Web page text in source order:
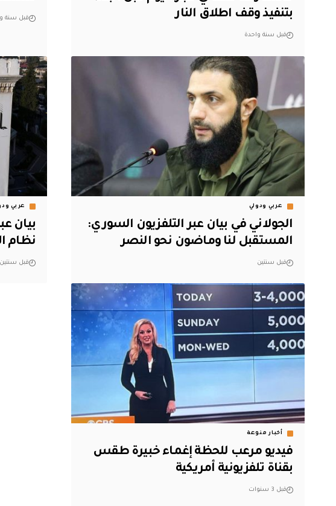
بتنفيذ وقف اطلاق النار
قبل سنة واحدة
قبل سنة
عربي ودولي
الجولاني في بيان عبر التلفزيون السوري:
المستقبل لنا وماضون نحو النصر
قبل سنتين
عربي
بيان
نظام
قبل سنتين
أخبار منوعة
فيديو مرعب للحظة إغماء خبيرة طقس
بقناة تلفزيونية أمريكية
قبل 3 سنوات